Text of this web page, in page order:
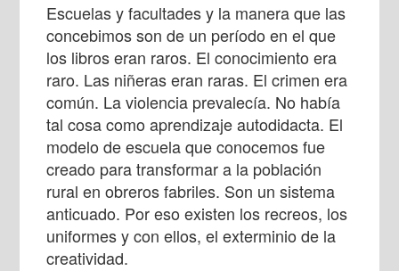
Escuelas y facultades y la manera que las
concebimos son de un período en el que
los libros eran raros. El conocimiento era
raro. Las niñeras eran raras. El crimen era
común. La violencia prevalecía. No había
tal cosa como aprendizaje autodidacta. El
modelo de escuela que conocemos fue
creado para transformar a la población
rural en obreros fabriles. Son un sistema
anticuado. Por eso existen los recreos, los
uniformes y con ellos, el exterminio de la
creatividad.